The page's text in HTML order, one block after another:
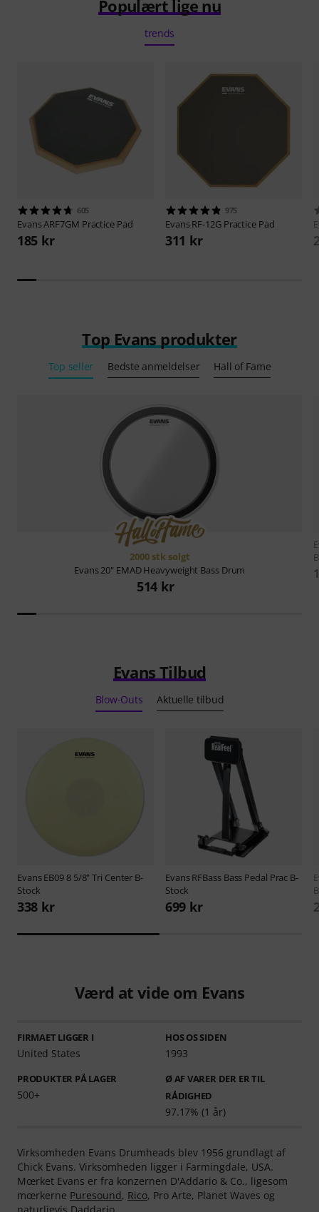
Populært lige nu
trends
605
EvansARF7GM Practice Pad
185 kr
975
EvansRF-12G Practice Pad
311 kr
Top Evans produkter
Top seller Bedste anmeldelser Hall of Fame
2000 stk solgt
Evans20" EMAD Heavyweight Bass Drum
514 kr
Evans Tilbud
Blow-Outs Aktuelle tilbud
EvansEB09 8 5/8" Tri Center B-
Stock
338 kr
EvansRFBass Bass Pedal Prac B-
Stock
699 kr
Værd at vide om Evans
FIRMAET LIGGER I
United States
HOS OS SIDEN
1993
PRODUKTER PÅ LAGER
500+
Ø AF VARER DER ER TIL
RÅDIGHED
97.17% (1 år)
Virksomheden Evans Drumheads blev 1956 grundlagt af
Chick Evans. Virksomheden ligger i Farmingdale, USA.
Mœrket Evans er fra konzernen D'Addario & Co., ligesom
mœrkerne Puresound, Rico, Pro Arte, Planet Waves og